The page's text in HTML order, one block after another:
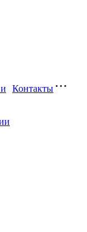
Контакты